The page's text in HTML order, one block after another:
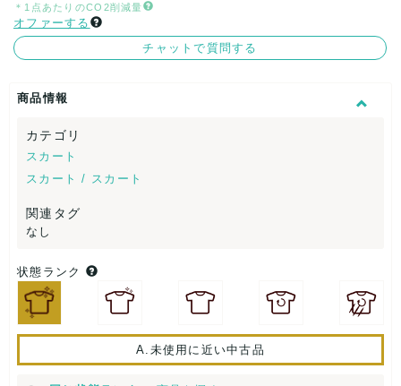
＊1点あたりのCO2削減量
オファーする
チャットで質問する
商品情報
カテゴリ
スカート
スカート / スカート
関連タグ
なし
状態ランク
A.未使用に近い中古品